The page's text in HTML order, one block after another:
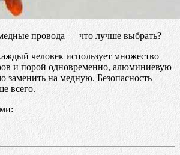
провода — что лучше выбрать?
человек использует множество
и порой одновременно, алюминиевую
заменить на медную. Безопасность
всего.